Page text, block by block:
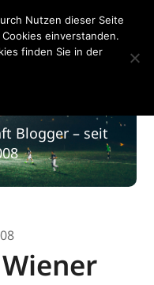
Blogger – seit
Nutzen dieser Seite
einverstanden.
finden Sie in der